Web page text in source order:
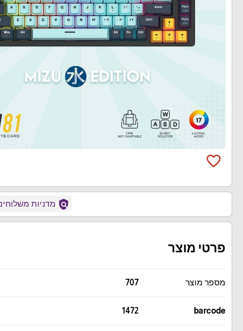
favorite_border
policy מדניות
פרטי מוצר
מספר מוצר 707
barcode
1472